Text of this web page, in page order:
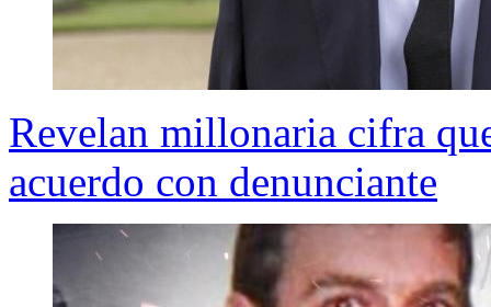
Revelan millonaria cifra
acuerdo con denunciante